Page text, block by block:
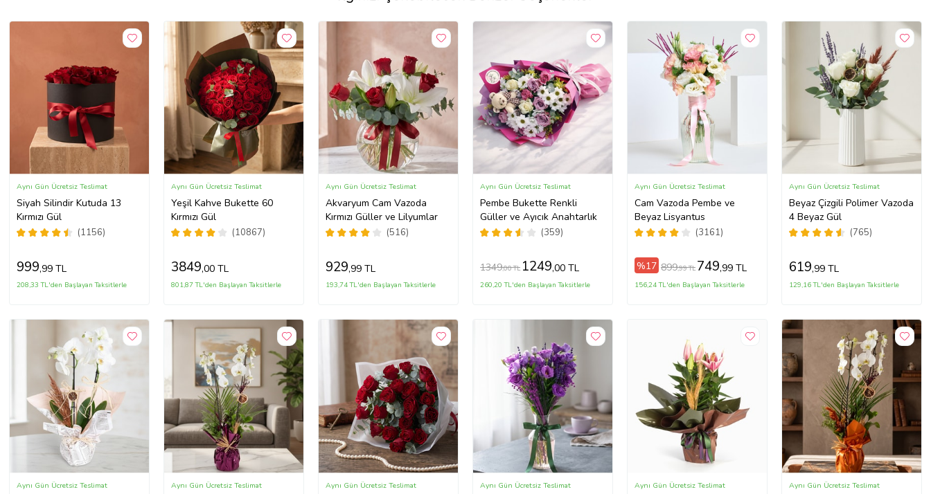
Siyah Silindir Kutuda 13
Kırmızı Gül
(1156)
Aynı Gün Ücretsiz Teslimat
999,99 TL
208,33 TL'den Başlayan Taksitlerle
Yeşil Kahve Bukette 60
Kırmızı Gül
(10867)
Aynı Gün Ücretsiz Teslimat
3849,00 TL
801,87 TL'den Başlayan Taksitlerle
Akvaryum Cam Vazoda
Kırmızı Güller ve Lilyumlar
(516)
Aynı Gün Ücretsiz Teslimat
929,99 TL
193,74 TL'den Başlayan Taksitlerle
Pembe Bukette Renkli
Güller ve Ayıcık Anahtarlık
(359)
Aynı Gün Ücretsiz Teslimat
1349,00 TL 1249,00 TL
260,20 TL'den Başlayan Taksitlerle
Cam Vazoda Pembe ve
Beyaz Lisyantus
(3161)
Aynı Gün Ücretsiz Teslimat
%17 899,99 TL 749,99 TL
156,24 TL'den Başlayan Taksitlerle
Beyaz Çizgili Polimer Vazoda
4 Beyaz Gül
(765)
Aynı Gün Ücretsiz Teslimat
619,99 TL
129,16 TL'den Başlayan Taksitlerle
Aynı Gün Ücretsiz Teslimat Aynı Gün Ücretsiz Teslimat Aynı Gün Ücretsiz Teslimat Aynı Gün Ücretsiz Teslimat Aynı Gün Ücretsiz Teslimat Aynı Gün Ücretsiz Teslimat